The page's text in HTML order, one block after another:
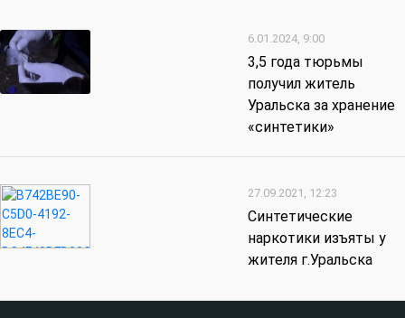
6.01.2024, 9:00
3,5 года тюрьмы
получил житель
Уральска за хранение
«синтетики»
27.09.2021, 12:23
Синтетические
наркотики изъяты у
жителя г.Уральска